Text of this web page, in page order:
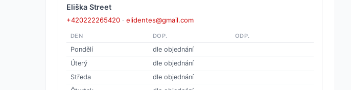
Eliška Street
+420222265420 · elidentes@gmail.com
DEN DOP. ODP.
Pondělí
dle objednání
Úterý
dle objednání
Středa
dle objednání